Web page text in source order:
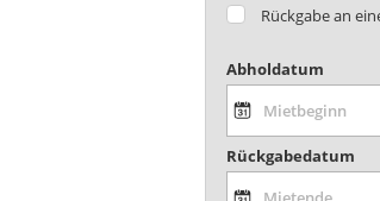
Rückgabe an
Abholdatum
Rückgabedatum